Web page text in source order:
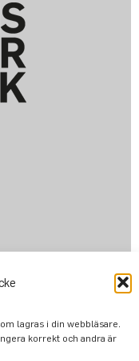
lagras i din webbläsare.
korrekt och andra är